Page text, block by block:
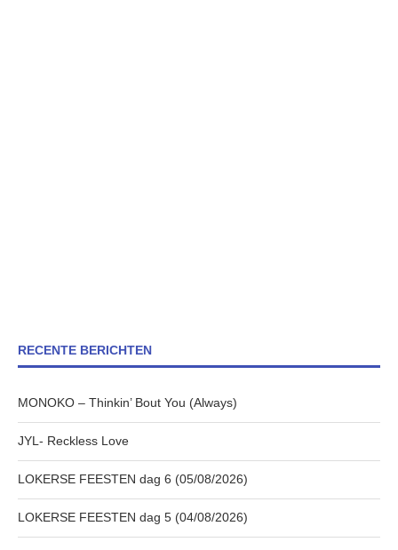
RECENTE BERICHTEN
MONOKO – Thinkin’ Bout You (Always)
JYL- Reckless Love
LOKERSE FEESTEN dag 6 (05/08/2026)
LOKERSE FEESTEN dag 5 (04/08/2026)